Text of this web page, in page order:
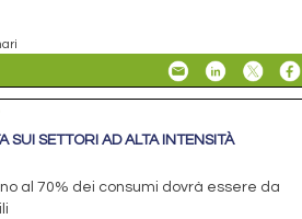
SUI SETTORI AD ALTA INTENSITÀ
al 70% dei consumi dovrà essere da